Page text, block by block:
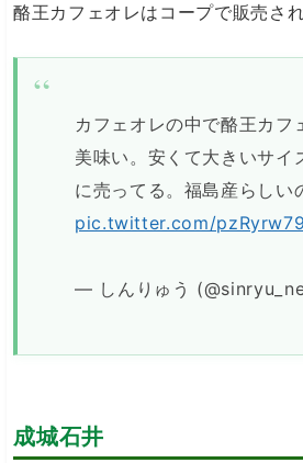
酪王カフェオレはコープで販売さ
カフェオレの中で酪王カフ
美味い。安くて大きいサイ
に売ってる。福島産らしい
pic.twitter.com/
— しんりゅう
成城石井